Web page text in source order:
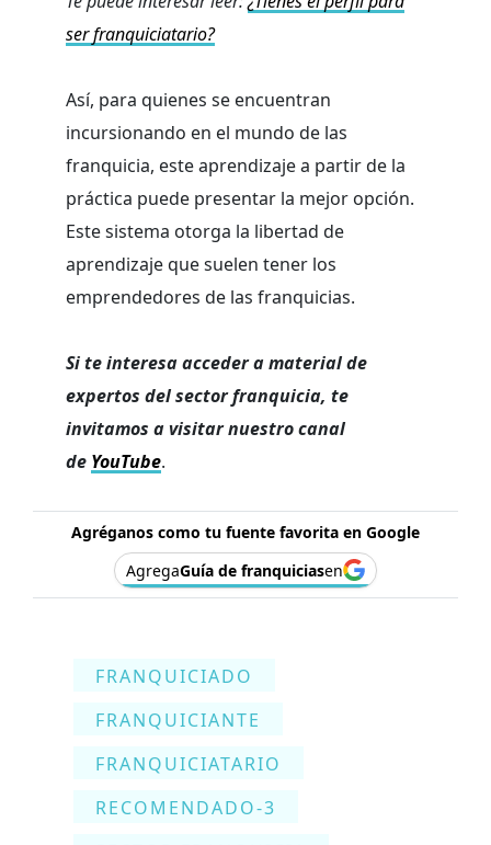
ser franquiciatario?
Así, para quienes se encuentran
incursionando en el mundo de las
franquicia, este aprendizaje a partir de la
práctica puede presentar la mejor opción.
Este sistema otorga la libertad de
aprendizaje que suelen tener los
emprendedores de las franquicias.
Si te interesa acceder a material de
expertos del sector franquicia, te
invitamos a visitar nuestro canal
de YouTube.
Agréganos como tu fuente favorita en Google
AgregaGuía de franquiciasen
FRANQUICIADO
FRANQUICIANTE
FRANQUICIATARIO
RECOMENDADO-3